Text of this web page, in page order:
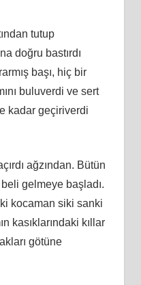
tutup
doğru bastırdı
başı, hiç bir
buluverdi ve sert
kadar geçiriverdi
ağzından. Bütün
gelmeye başladı.
kocaman siki sanki
kasıklarındaki kıllar
götüne